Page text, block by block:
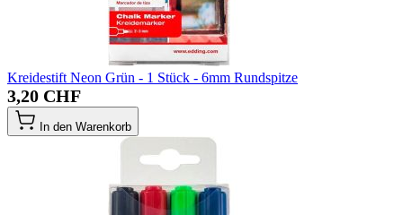
Kreidestift Neon Grün - 1 Stück - 6mm Rundspitze
3,20 CHF
In den Warenkorb